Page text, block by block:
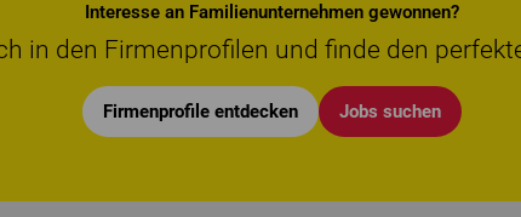
Interesse an Familienunternehmen gewonnen?
in den Firmenprofilen und finde den
Firmenprofile entdecken Jobs suchen